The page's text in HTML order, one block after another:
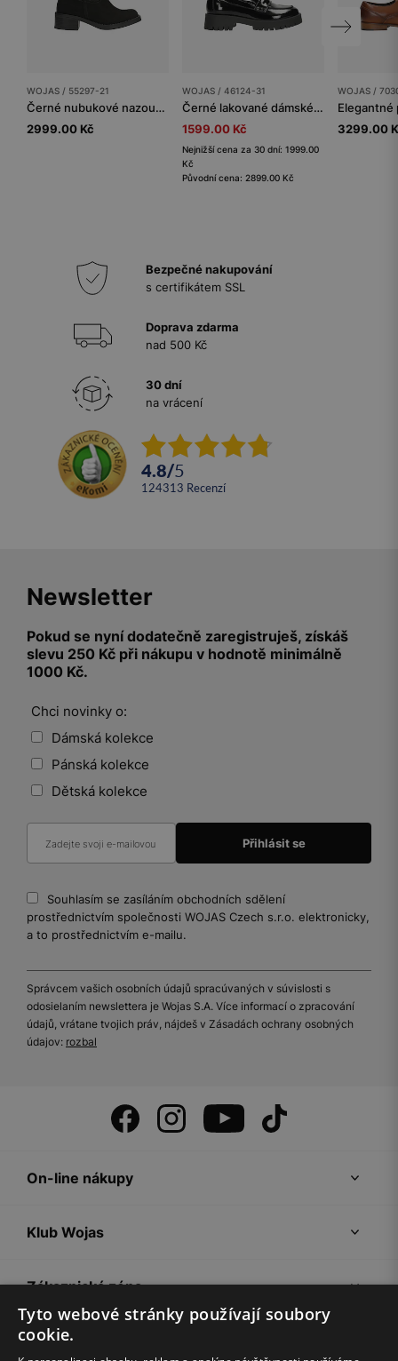
WOJAS / 55297-21
Černé nubukové nazouvací kotníkové boty
2999.00 Kč
WOJAS / 46124-31
Černé lakované dámské mokasíny
1599.00 Kč
Nejnižší cena za 30 dní: 1999.00
Kč
Původní cena: 2899.00 Kč
WOJAS /
3299.00
Bezpečné nakupování
s certifikátem SSL
Doprava zdarma
nad 500 Kč
30 dní
na vrácení
4.8/5
124313 recenzí
Newsletter
Pokud se nyní dodatečně zaregistruješ, získáš
slevu 250 Kč při nákupu v hodnotě minimálně
1000 Kč.
Chci novinky o:
Dámská kolekce
Pánská kolekce
Dětská kolekce
Souhlasím se zasíláním obchodních sdělení
prostřednictvím společnosti WOJAS Czech s.r.o. elektronicky,
a to prostřednictvím e-mailu.
Správcem vašich osobních údajů spracúvaných v súvislosti s
odosielaním newslettera je Wojas S.A. Více informací o zpracování
údajů, vrátane tvojich práv, nájdeš v Zásadách ochrany osobných
údajov: rozbal
On-line nákupy
Klub Wojas
Zákaznická zóna
Společnost Wojas
Tyto webové stránky používají soubory
cookie.